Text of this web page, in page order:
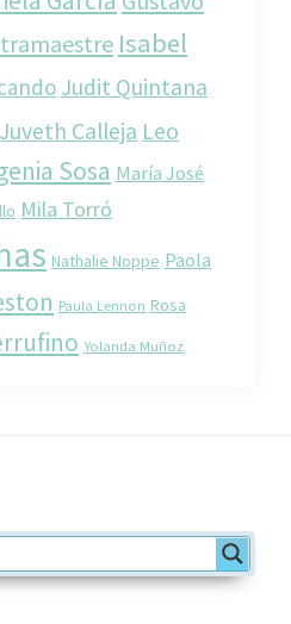
Isabel
Judit Quintana
Juveth Calleja Leo
Sosa María José
Mila Torró
Nathalie Noppe Paola
Paula Lennon Rosa
Yolanda Muñoz